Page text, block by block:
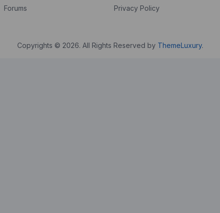
Forums Privacy Policy
Copyrights © 2026. All Rights Reserved by ThemeLuxury.